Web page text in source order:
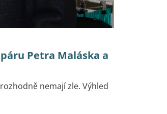
Petra Maláska a
nemají zle. Výhled